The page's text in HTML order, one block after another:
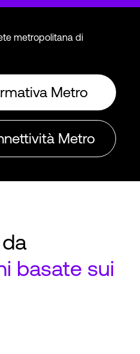
metropolitana di
Metro
Metro
basate sui